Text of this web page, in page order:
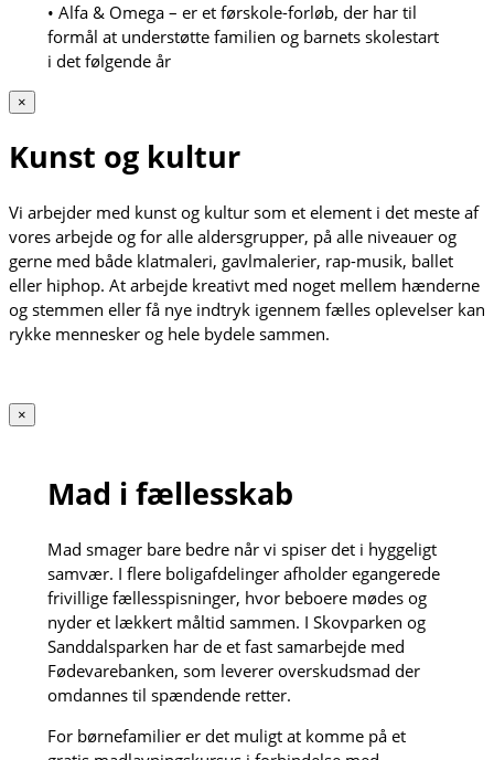
• Alfa & Omega – er et førskole-forløb, der har til
formål at understøtte familien og barnets skolestart
i det følgende år
×
Kunst og kultur
Vi arbejder med kunst og kultur som et element i det meste af
vores arbejde og for alle aldersgrupper, på alle niveauer og
gerne med både klatmaleri, gavlmalerier, rap-musik, ballet
eller hiphop. At arbejde kreativt med noget mellem hænderne
og stemmen eller få nye indtryk igennem fælles oplevelser kan
rykke mennesker og hele bydele sammen.
×
Mad i fællesskab
Mad smager bare bedre når vi spiser det i hyggeligt
samvær. I flere boligafdelinger afholder egangerede
frivillige fællesspisninger, hvor beboere mødes og
nyder et lækkert måltid sammen. I Skovparken og
Sanddalsparken har de et fast samarbejde med
Fødevarebanken, som leverer overskudsmad der
omdannes til spændende retter.
For børnefamilier er det muligt at komme på et